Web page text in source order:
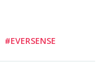
#EVERSENSE